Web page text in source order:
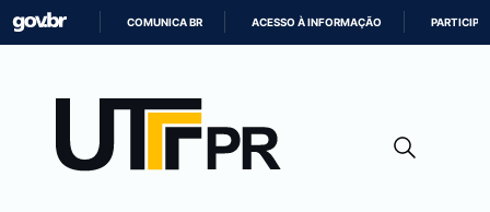
CONTEÚDO
COMUNICA BR ACESSO À INFORMAÇÃO PARTICIPE